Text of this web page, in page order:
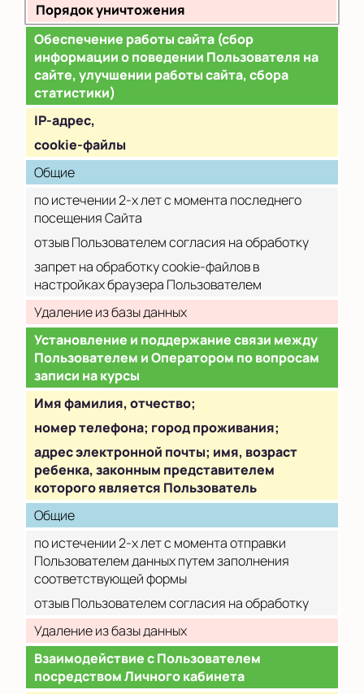
Порядок уничтожения
Обеспечение работы сайта (сбор
информации о поведении Пользователя на
сайте, улучшении работы сайта, сбора
статистики)
IP-адрес,
cookie-файлы
Общие
по истечении 2-х лет с момента последнего
посещения Сайта
отзыв Пользователем согласия на обработку
запрет на обработку cookie-файлов в
настройках браузера Пользователем
Удаление из базы данных
Установление и поддержание связи между
Пользователем и Оператором по вопросам
записи на курсы
Имя фамилия, отчество;
номер телефона; город проживания;
адрес электронной почты; имя, возраст
ребенка, законным представителем
которого является Пользователь
Общие
по истечении 2-х лет с момента отправки
Пользователем данных путем заполнения
соответствующей формы
отзыв Пользователем согласия на обработку
Удаление из базы данных
Взаимодействие с Пользователем
посредством Личного кабинета